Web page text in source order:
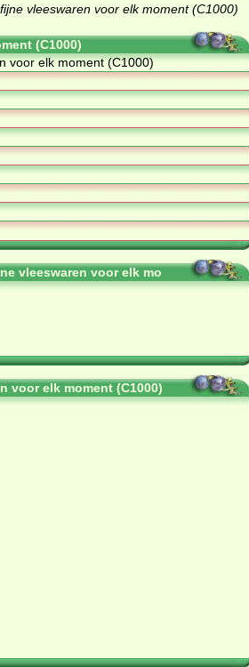
vleeswaren voor elk moment (C1000)
(C1000)
voor elk moment (C1000)
vleeswaren voor elk mo
voor elk moment (C1000)